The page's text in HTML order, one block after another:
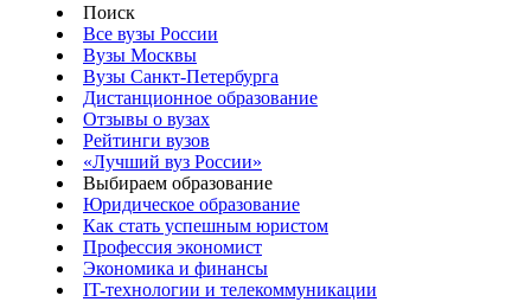
Поиск
Все вузы России
Вузы Москвы
Вузы Санкт-Петербурга
Дистанционное образование
Отзывы о вузах
Рейтинги вузов
«Лучший вуз России»
Выбираем образование
Юридическое образование
Как стать успешным юристом
Профессия экономист
Экономика и финансы
IT-технологии и телекоммуникации